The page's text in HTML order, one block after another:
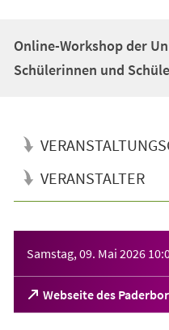
Online-Workshop der
Schülerinnen und
VERANSTALTER
Samstag, 09. Mai 2026
Webseite des
(Öffnet
in